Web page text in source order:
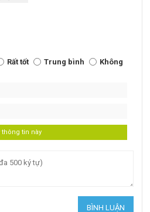
Rất tốt Trung bình
Không